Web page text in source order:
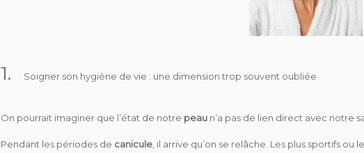
1. Soigner son hygiène de vie : une dimension trop souvent oubliée
On pourrait imaginer que l’état de notre peau n’a pas de lien direct avec notre
Pendant les périodes de canicule , il arrive qu’on se relâche. Les plus sportifs